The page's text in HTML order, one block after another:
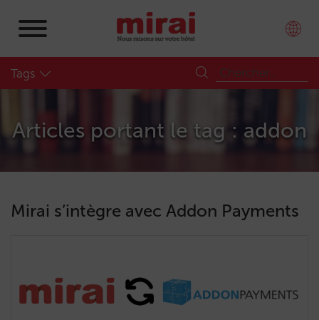
Tags
Articles portant le tag : addon
Mirai s’intègre avec Addon Payments